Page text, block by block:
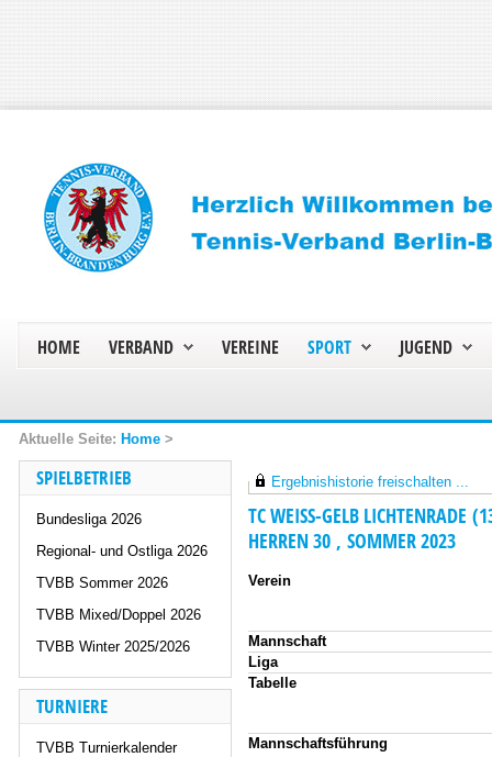
HOME VERBAND VEREINE SPORT JUGEND
Home >
SPIELBETRIEB
Bundesliga 2026
Regional- und Ostliga 2026
TVBB Sommer 2026
TVBB Mixed/Doppel 2026
TVBB Winter 2025/2026
TURNIERE
TVBB Turnierkalender
Ergebnishistorie freischalten ...
TC WEISS-GELB LICHTENRADE
HERREN 30 , SOMMER 2023
Verein
Mannschaft
Liga
Tabelle
Mannschaftsführung